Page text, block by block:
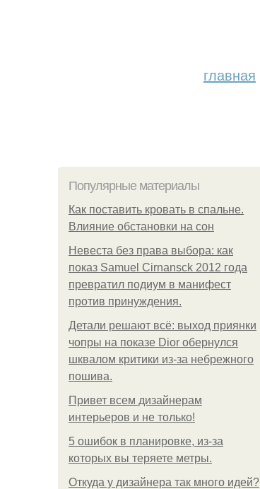
главная
Популярные материалы
Как поставить кровать в спальне.
Влияние обстановки на сон
Невеста без права выбора: как
показ Samuel Cirnansck 2012 года
превратил подиум в манифест
против принуждения.
Детали решают всё: выход приянки
чопры на показе Dior обернулся
шквалом критики из-за небрежного
пошива.
Привет всем дизайнерам
интерьеров и не только!
5 ошибок в планировке, из-за
которых вы теряете метры.
Откуда у дизайнера так много идей?